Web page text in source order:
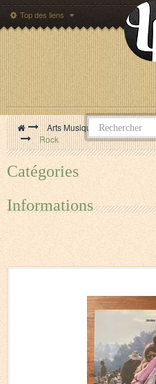
Top des liens
> Arts Musique Cinéma >
>
Rock
Catégories
Informations